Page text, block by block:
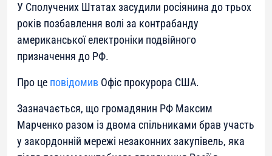
У Сполучених Штатах засудили росіянина до трьох
років позбавлення волі за контрабанду
американської електроніки подвійного
призначення до РФ.
Про це повідомив Офіс прокурора США.
Зазначається, що громадянин РФ Максим
Марченко разом із двома спільниками брав участь
у закордонній мережі незаконних закупівель, яка